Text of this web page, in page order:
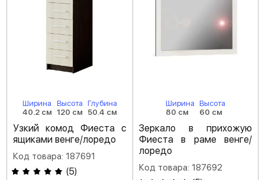
Ширина
40.2 см
Высота
120 см
Глубина
50.4 см
Узкий комод Фиеста с
ящиками венге/лоредо
Код товара: 187691
(5)
Ширина
80 см
Высота
60 см
Зеркало в прихожую
Фиеста в раме венге/
лоредо
Код товара: 187692